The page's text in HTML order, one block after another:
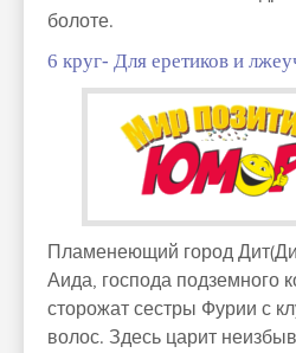
болоте.
6 круг- Для еретиков и
Пламенеющий город
Аида, господа подземного
сторожат сестры Фурии с
волос. Здесь царит